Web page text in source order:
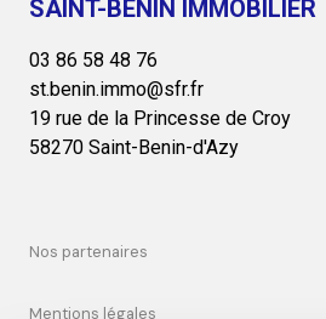
SAINT-BENIN IMMOBILIER
03 86 58 48 76
st.benin.immo@sfr.fr
19 rue de la Princesse de Croy
58270 Saint-Benin-d'Azy
nos partenaires
mentions légales